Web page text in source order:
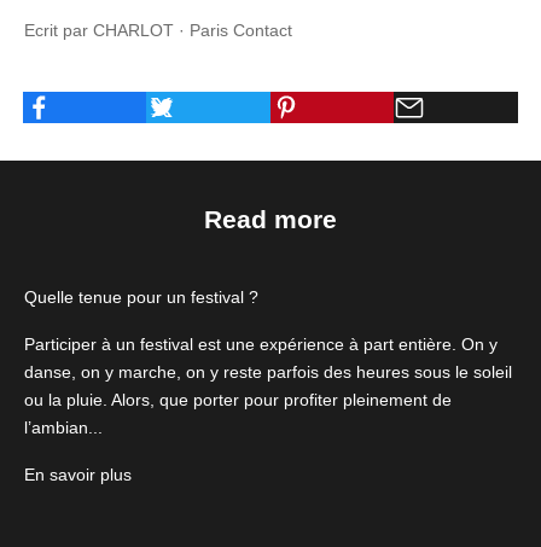
Ecrit par CHARLOT · Paris Contact
Read more
Quelle tenue pour un festival ?
Participer à un festival est une expérience à part entière. On y
danse, on y marche, on y reste parfois des heures sous le soleil
ou la pluie. Alors, que porter pour profiter pleinement de
l’ambian...
En savoir plus